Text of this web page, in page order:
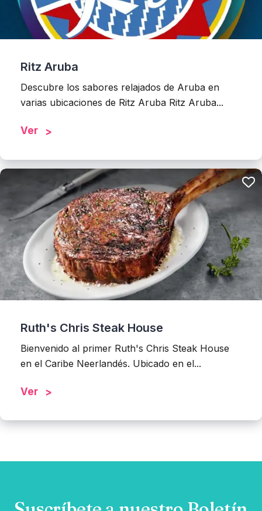
Ritz Aruba
Descubre los sabores relajados de Aruba en
varias ubicaciones de Ritz Aruba Ritz Aruba...
Ver
Ruth's Chris Steak House
Bienvenido al primer Ruth's Chris Steak House
en el Caribe Neerlandés. Ubicado en el...
Ver